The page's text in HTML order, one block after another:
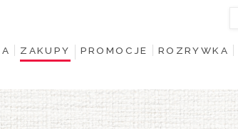
ZAKUPY PROMOCJE ROZRYWKA